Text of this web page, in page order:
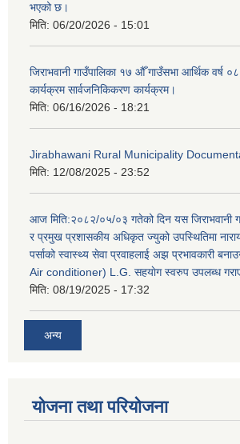
भएको छ।
मिति: 06/20/2026 - 15:01
जिराभवानी गाउँपालिका १७ औँ गाउँसभा आर्थिक वर्ष
कार्यक्रम सार्वजनिकिकरण कार्यक्रम।
मिति: 06/16/2026 - 18:21
Jirabhawani Rural Municipality
मिति: 12/08/2025 - 23:52
आज मिति:२०८२/०५/०३ गतेको दिन यस जिराभवानी
र प्रमुख प्रशासकीय अधिकृत ज्युको उपस्थितिमा
पर्साको स्वास्थ्य सेवा प्रवाहलाई अझ प्रभावकारी
Air conditioner) L.G. सहयाेग स्वरुप उपलब्ध
मिति: 08/19/2025 - 17:32
अन्य
योजना तथा परियोजना